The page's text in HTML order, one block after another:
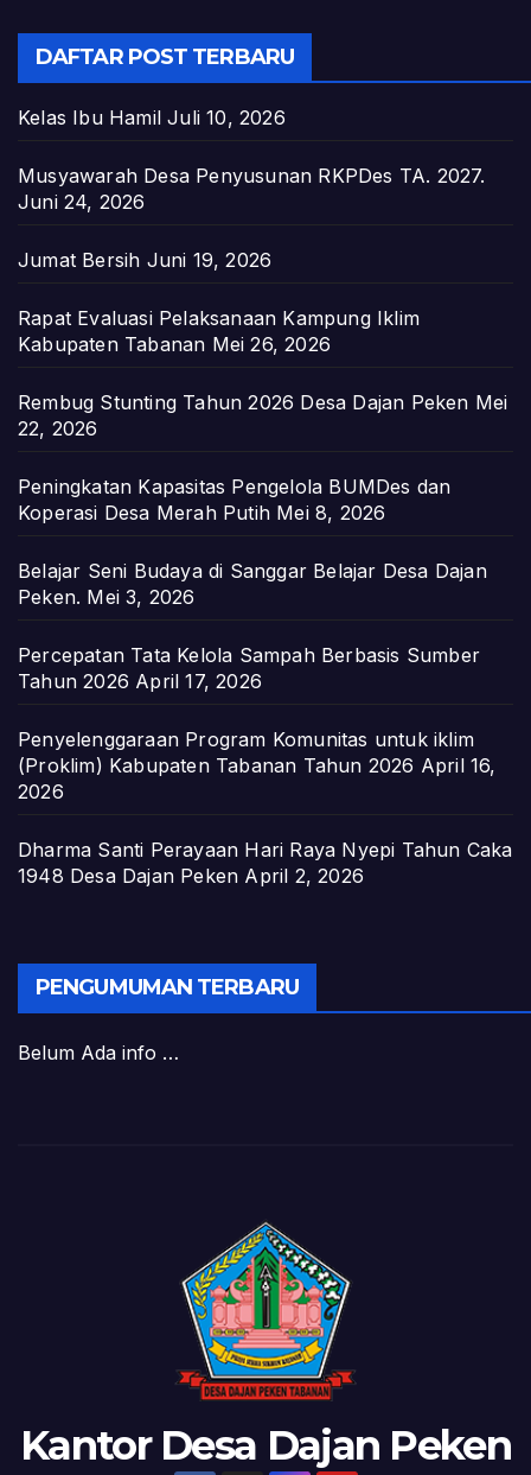
DAFTAR POST TERBARU
Kelas Ibu Hamil Juli 10, 2026
Musyawarah Desa Penyusunan RKPDes TA. 2027.
Juni 24, 2026
Jumat Bersih Juni 19, 2026
Rapat Evaluasi Pelaksanaan Kampung Iklim
Kabupaten Tabanan Mei 26, 2026
Rembug Stunting Tahun 2026 Desa Dajan Peken Mei
22, 2026
Peningkatan Kapasitas Pengelola BUMDes dan
Koperasi Desa Merah Putih Mei 8, 2026
Belajar Seni Budaya di Sanggar Belajar Desa Dajan
Peken. Mei 3, 2026
Percepatan Tata Kelola Sampah Berbasis Sumber
Tahun 2026 April 17, 2026
Penyelenggaraan Program Komunitas untuk iklim
(Proklim) Kabupaten Tabanan Tahun 2026 April 16,
2026
Dharma Santi Perayaan Hari Raya Nyepi Tahun Caka
1948 Desa Dajan Peken April 2, 2026
PENGUMUMAN TERBARU
Belum Ada info …
Kantor Desa Dajan Peken